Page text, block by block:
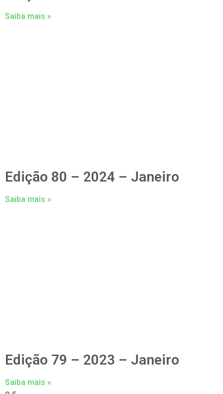
Saiba mais »
Edição 80 – 2024 – Janeiro
Saiba mais »
Edição 79 – 2023 – Janeiro
Saiba mais »